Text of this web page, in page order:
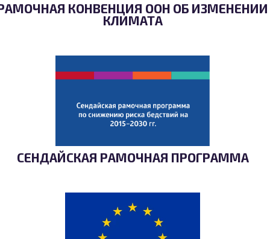
КОНВЕНЦИЯ ООН ОБ ИЗМЕНЕНИИ
КЛИМАТА
СЕНДАЙСКАЯ РАМОЧНАЯ ПРОГРАММА